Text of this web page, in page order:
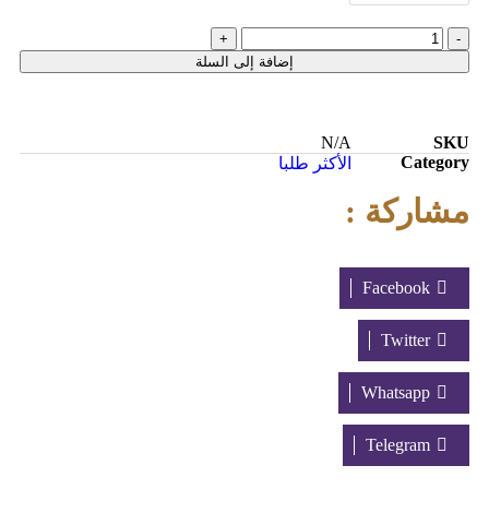
إضافة إلى السلة
SKU
N/A
Category
الأكثر طلبا
مشاركة :
Facebook
Twitter
Whatsapp
Telegram